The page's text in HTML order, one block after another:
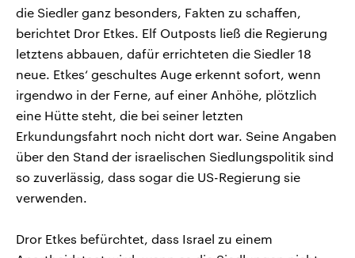
die Siedler ganz besonders, Fakten zu schaffen,
berichtet Dror Etkes. Elf Outposts ließ die Regierung
letztens abbauen, dafür errichteten die Siedler 18
neue. Etkes‘ geschultes Auge erkennt sofort, wenn
irgendwo in der Ferne, auf einer Anhöhe, plötzlich
eine Hütte steht, die bei seiner letzten
Erkundungsfahrt noch nicht dort war. Seine Angaben
über den Stand der israelischen Siedlungspolitik sind
so zuverlässig, dass sogar die US-Regierung sie
verwenden.
Dror Etkes befürchtet, dass Israel zu einem